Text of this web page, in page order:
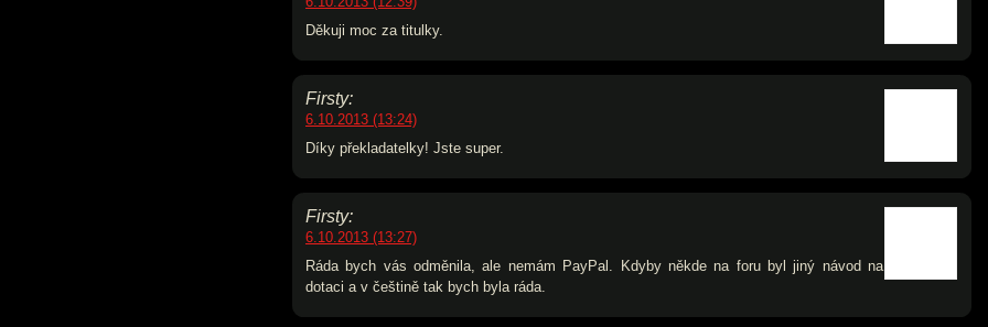
Děkuji moc za titulky.
Firsty:
6.10.2013 (13:24)
Díky překladatelky! Jste super.
Firsty:
6.10.2013 (13:27)
Ráda bych vás odměnila, ale nemám PayPal. Kdyby někde na foru byl jiný návod na
dotaci a v češtině tak bych byla ráda.